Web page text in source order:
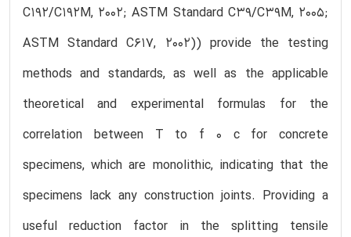
C192/C192M, 2002; ASTM Standard C39/C39M, 2005;
ASTM Standard C617, 2002)) provide the testing
methods and standards, as well as the applicable
theoretical and experimental formulas for the
correlation between T to f 0 c for concrete
specimens, which are monolithic, indicating that the
specimens lack any construction joints. Providing a
useful reduction factor in the splitting tensile